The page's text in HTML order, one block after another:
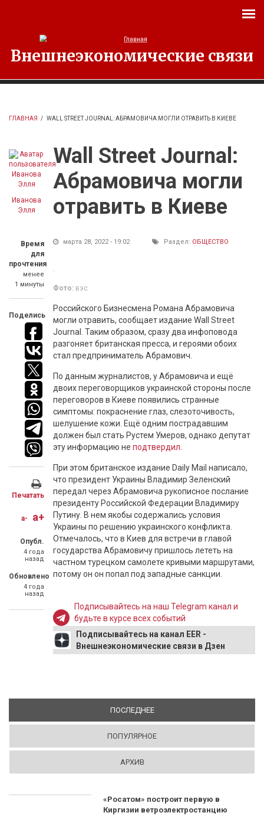
Внешнеэкономические связи
ГЛАВНАЯ / WALL STREET JOURNAL: АБРАМОВИЧА МОГЛИ ОТРАВИТЬ В КИЕВЕ
Иванова
Элля
Время
для
прочтения
менее
1 минуты
Поделись
Печатать
a- a+
Опубл.
4 года
назад
Обновлено
4 года
назад
Wall Street Journal:
Абрамовича могли
отравить в Киеве
марта 28, 2022 - 19:02 Раздел: ОБЩЕСТВО
Фото: вэс
Российского Бизнесмена Романа Абрамовича
могли отравить, сообщает издание Wall Street
Journal. Таким образом, сразу два инфоповода
разгоняет британская пресса, и героями обоих
стал предприниматель Абрамович.
По данным журналистов, у Абрамовича и ещё
двоих переговорщиков украинской стороны после
переговоров в Киеве появились странные
симптомы: покраснение глаз, слезоточивость,
шелушение кожи. Ещё одним пострадавшим
должен был стать Рустем Умеров, однако депутат
эту информацию не подтвердил
При этом британское издание Daily Mail написало,
что президент Украины Владимир Зеленский
передал через Абрамовича рукописное послание
президенту Российской Федерации Владимиру
Путину. В нем якобы содержались условия
Украины по решению украинского конфликта.
Отмечалось, что в Киев для встречи в главой
государства Абрамовичу пришлось лететь на
частном турецком самолете кривыми маршрутами,
потому он он попал под западные санкции.
Подписывайтесь на наш Telegram канал и
будьте в курсе всех событий
Подписывайтесь на канал EER -
Внешнеэкономические связи в Дзен
ПОСЛЕДНЕЕ(АКТИВНАЯ ВКЛАДКА)
ПОПУЛЯРНОЕ
АРХИВ
«Росатом» построит первую в
Киргизии ветроэлектростанцию